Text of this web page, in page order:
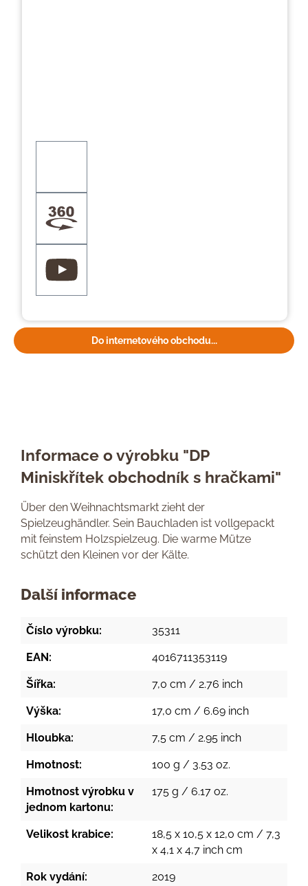
Do internetového obchodu...
Informace o výrobku "DP
Miniskřítek obchodník s hračkami"
Über den Weihnachtsmarkt zieht der
Spielzeughändler. Sein Bauchladen ist vollgepackt
mit feinstem Holzspielzeug. Die warme Mütze
schützt den Kleinen vor der Kälte.
Další informace
Číslo výrobku: 35311
EAN: 4016711353119
Šířka: 7,0 cm / 2.76 inch
Výška: 17,0 cm / 6.69 inch
Hloubka: 7,5 cm / 2.95 inch
Hmotnost: 100 g / 3.53 oz.
Hmotnost výrobku v
jednom kartonu:
175 g / 6.17 oz.
Velikost krabice:
18,5 x 10,5 x 12,0 cm / 7,3
x 4,1 x 4,7 inch cm
Rok vydání: 2019